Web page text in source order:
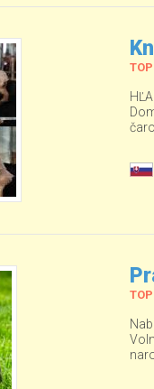
TOP
TOP